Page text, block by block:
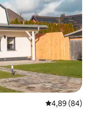
Note
4,89 (84)